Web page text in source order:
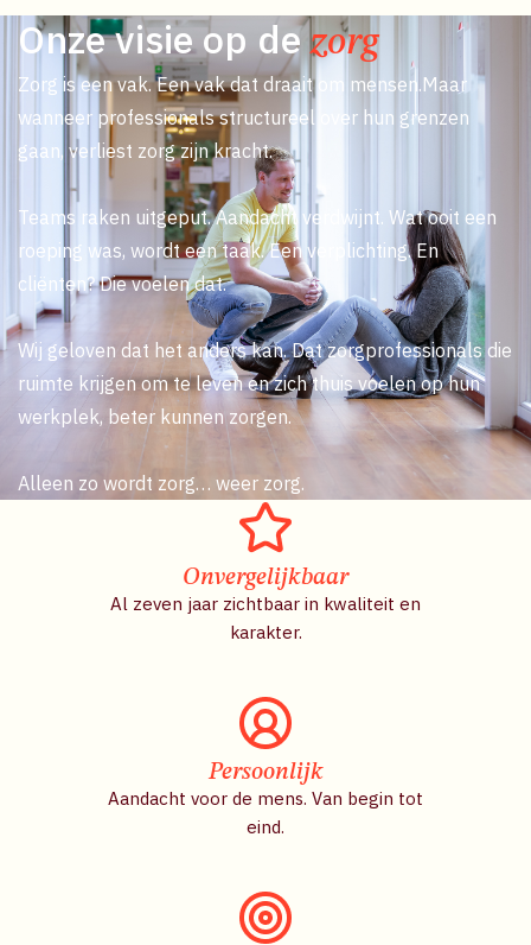
Onze visie op dezorg
Zorg is een vak. Een vak dat draait om mensen.Maar
wanneer professionals structureel over hun grenzen
gaan, verliest zorg zijn kracht.
Teams raken uitgeput. Aandacht verdwijnt. Wat ooit een
roeping was, wordt een taak. Een verplichting. En
cliënten? Die voelen dat.
Wij geloven dat het anders kan. Dat zorgprofessionals die
ruimte krijgen om te leven en zich thuis voelen op hun
werkplek, beter kunnen zorgen.
Alleen zo wordt zorg… weer zorg.
Onvergelijkbaar
Al zeven jaar zichtbaar in kwaliteit en
karakter.
Persoonlijk
Aandacht voor de mens. Van begin tot
eind.